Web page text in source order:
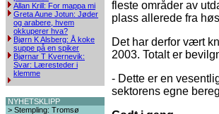
Allan Krill: For mappa mi
Greta Aune Jotun: Jøder
og arabere, hvem
okkuperer hva?
Bjørn K Alsberg: Å koke
suppe på en spiker
Bjørnar T Kvernevik:
Svar: Læresteder i
klemme
NYHETSKLIPP
> Stempling: Tromsø
fleste områder av
plass allerede fra
Det har derfor vært
2003. Totalt er
- Dette er en
sektorens egne